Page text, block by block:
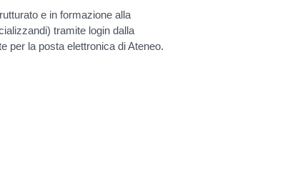
e in formazione alla
tramite login dalla
per la posta elettronica di Ateneo.